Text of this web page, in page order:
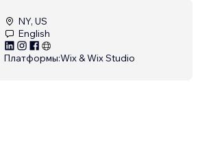
NY, US
English
Платформы:Wix & Wix Studio